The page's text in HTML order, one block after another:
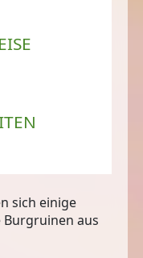
sich einige
aus